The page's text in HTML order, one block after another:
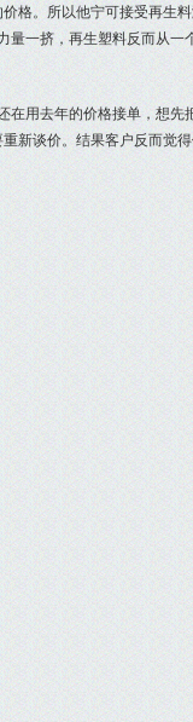
格。所以他宁可接受再生
量一挤，再生塑料反而从一
用去年的价格接单，想先
新谈价。结果客户反而觉得